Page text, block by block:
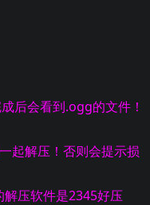
后会看到.ogg的文件！
起解压！否则会提示损
解压软件是2345好压